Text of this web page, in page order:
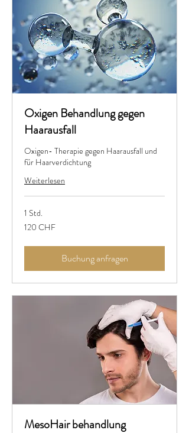
Oxigen Behandlung gegen
Haarausfall
Oxigen- Therapie gegen Haarausfall und
für Haarverdichtung
Weiterlesen
1 Std.
120
Schweizer
120 CHF
Buchung anfragen
MesoHair behandlung